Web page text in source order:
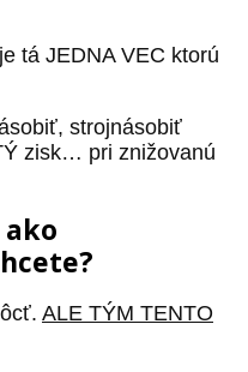
tá JEDNA VEC ktorú
strojnásobiť
zisk… pri znižovanú
ALE TÝM TENTO